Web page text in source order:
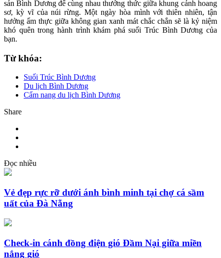
sản Bình Dương để cùng nhau thưởng thức giữa khung cảnh hoang
sơ, kỳ vĩ của núi rừng. Một ngày hòa mình với thiên nhiên, tận
hưởng ẩm thực giữa không gian xanh mát chắc chắn sẽ là kỷ niệm
khó quên trong hành trình khám phá suối Trúc Bình Dương của
bạn.
Từ khóa:
Suối Trúc Bình Dương
Du lịch Bình Dương
Cẩm nang du lịch Bình Dương
Share
Đọc nhiều
Vẻ đẹp rực rỡ dưới ánh bình minh tại chợ cá sầm
uất của Đà Nẵng
Check-in cánh đồng điện gió Đầm Nại giữa miền
nắng gió